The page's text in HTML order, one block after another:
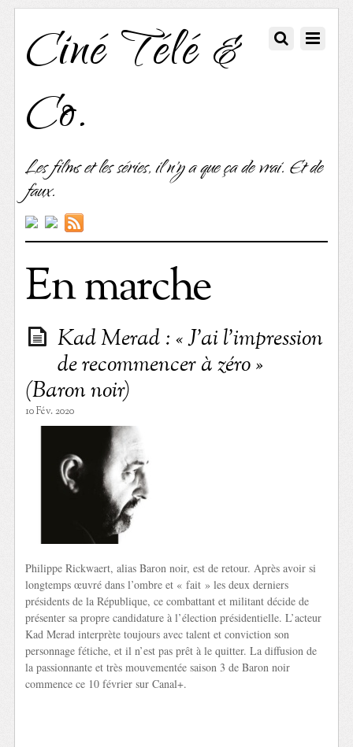
Ciné Télé &
Co.
Les films et les séries, il n'y a que ça de vrai. Et de
faux.
En marche
Kad Merad : « J’ai l’impression
de recommencer à zéro »
(Baron noir)
10 Fév. 2020
Philippe Rickwaert, alias Baron noir, est de retour. Après avoir si
longtemps œuvré dans l’ombre et « fait » les deux derniers
présidents de la République, ce combattant et militant décide de
présenter sa propre candidature à l’élection présidentielle. L’acteur
Kad Merad interprète toujours avec talent et conviction son
personnage fétiche, et il n’est pas prêt à le quitter. La diffusion de
la passionnante et très mouvementée saison 3 de Baron noir
commence ce 10 février sur Canal+.